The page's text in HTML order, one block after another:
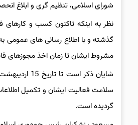
شورای اسلامی، تنظیم گری و ابلاغ
نظر به اینکه تاکنون کسب و کارهای
گذشته و با اطلاع رسانی های عمومی
مشروط ایشان تا زمان اخذ مجوزهای
سلامت فعالیت ایشان و تکمیل
گردیده است.